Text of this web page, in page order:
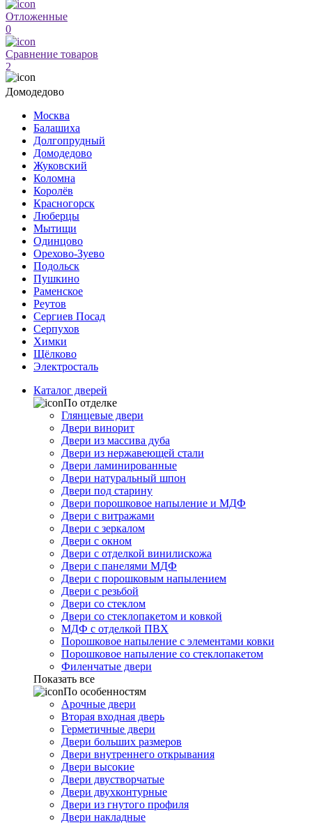
Отложенные
0
Сравнение товаров
2
Домодедово
Москва
Балашиха
Долгопрудный
Домодедово
Жуковский
Коломна
Королёв
Красногорск
Люберцы
Мытищи
Одинцово
Орехово-Зуево
Подольск
Пушкино
Раменское
Реутов
Сергиев Посад
Серпухов
Химки
Щёлково
Электросталь
Каталог дверей
По отделке
Глянцевые двери
Двери винорит
Двери из массива дуба
Двери из нержавеющей стали
Двери ламинированные
Двери натуральный шпон
Двери под старину
Двери порошковое напыление и МДФ
Двери с витражами
Двери с зеркалом
Двери с окном
Двери с отделкой винилискожа
Двери с панелями МДФ
Двери с порошковым напылением
Двери с резьбой
Двери со стеклом
Двери со стеклопакетом и ковкой
МДФ с отделкой ПВХ
Порошковое напыление с элементами ковки
Порошковое напыление со стеклопакетом
Филенчатые двери
Показать все
По особенностям
Арочные двери
Вторая входная дверь
Герметичные двери
Двери больших размеров
Двери внутреннего открывания
Двери высокие
Двери двустворчатые
Двери двухконтурные
Двери из гнутого профиля
Двери накладные